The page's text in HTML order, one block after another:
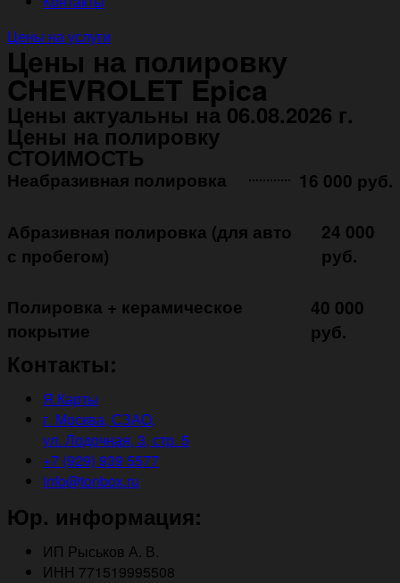
Цены на услуги
Цены на полировку
CHEVROLET Epica
Цены актуальны на 06.08.2026 г.
Цены на полировку
СТОИМОСТЬ
Неабразивная полировка ㅤㅤㅤㅤ ㅤㅤㅤㅤ ㅤㅤㅤ 16 000 руб.
Абразивная полировка (для авто
с пробегом)
24 000
руб.
Полировка + керамическое
покрытие ㅤㅤㅤㅤㅤ
40 000
руб.
Контакты:
Я.Карты
г. Москва, СЗАО,
ул. Лодочная, 3, стр. 5
+7 (929) 939 5577
info@tonbox.ru
Юр. информация:
ИП Рыськов А. В.
ИНН 771519995508